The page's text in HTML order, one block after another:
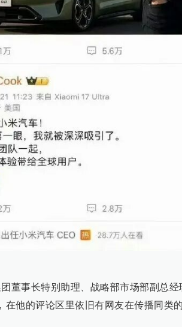
董事长特别助理、战略部市场部副总经
在他的评论区里依旧有网友在传播同类的